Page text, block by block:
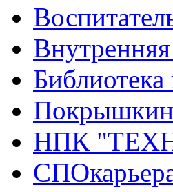
Внутренняя
Библиотека
НПК